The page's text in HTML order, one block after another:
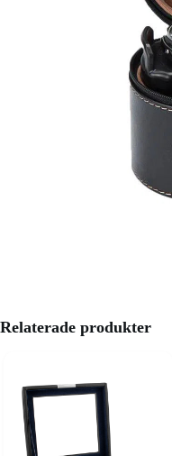
Relaterade produkter